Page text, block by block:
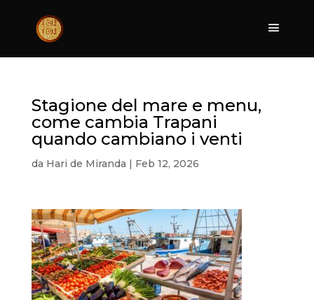
Stagione del mare e menu,
come cambia Trapani
quando cambiano i venti
da Hari de Miranda | Feb 12, 2026